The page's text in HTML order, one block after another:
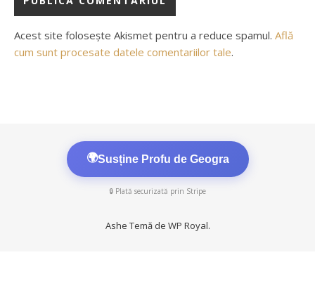
Acest site folosește Akismet pentru a reduce spamul. Află
cum sunt procesate datele comentariilor tale.
🌍Susține Profu de Geogra
🔒 Plată securizată prin Stripe
Ashe Temă de WP Royal.